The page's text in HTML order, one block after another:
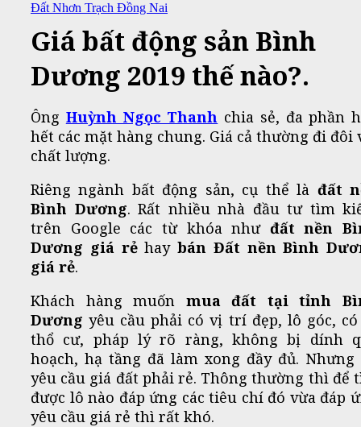
Đất Nhơn Trạch Đồng Nai
Giá bất động sản Bình
Dương 2019 thế nào?.
Ông Huỳnh Ngọc Thanh chia sẻ, đa phần
hết các mặt hàng chung. Giá cả thường đi đôi
chất lượng.
Riêng ngành bất động sản, cụ thể là đất
Bình Dương. Rất nhiều nhà đầu tư tìm
trên Google các từ khóa như đất nền
Dương giá rẻhay bán Đất nền Bình
giá rẻ.
Khách hàng muốn mua đất tại tỉnh
Dương yêu cầu phải có vị trí đẹp, lô góc, có
thổ cư, pháp lý rõ ràng, không bị dính
hoạch, hạ tầng đã làm xong đầy đủ. Nhưng
yêu cầu giá đất phải rẻ. Thông thường thì để
được lô nào đáp ứng các tiêu chí đó vừa đáp
yêu cầu giá rẻ thì rất khó.